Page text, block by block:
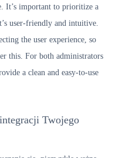
It’s important to prioritize a
user-friendly and intuitive.
the user experience, so
this. For both administrators
a clean and easy-to-use
Twojego